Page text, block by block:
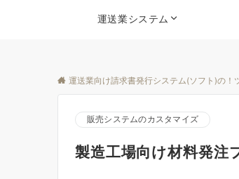
運送業システム
運送業向け請求書発行システム(ソフト)の！
販売システムのカスタマイズ
製造工場向け材料発注